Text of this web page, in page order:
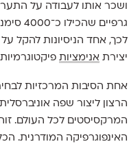
גרפיים שהכילו כ־4000 סימנים גרפיים (
לכך, אחד הניסיונות להקל
יצירת אנימציות
אחת הסיבות המרכזיות
הרצון ליצור שפה
המרקסיסטים לכל העולם.
האינפוגרפיקה המודרנית.